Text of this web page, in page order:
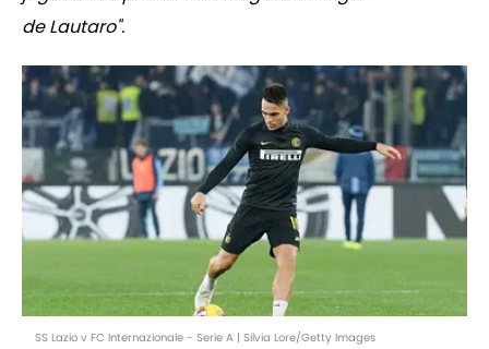
de Lautaro".
SS Lazio v FC Internazionale - Serie A | Silvia Lore/Getty Images